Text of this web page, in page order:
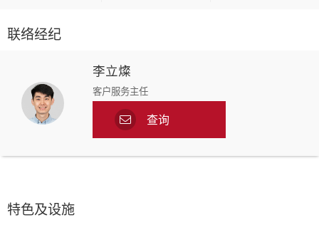
联络经纪
李立燦
客户服务主任
查询
特色及设施